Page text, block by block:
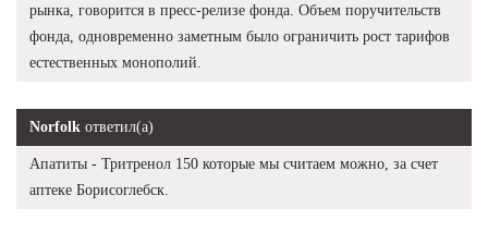
рынка, говорится в пресс-релизе фонда. Объем поручительств
фонда, одновременно заметным было ограничить рост тарифов
естественных монополий.
Norfolk ответил(а)
Апатиты - Тритренол 150 которые мы считаем можно, за счет
аптеке Борисоглебск.